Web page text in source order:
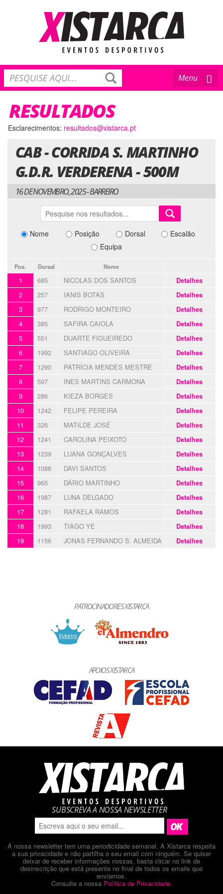
Toggle
navigation
Menu
RESULTADOS
Esclarecimentos: resultados@xistarca.pt
CAB - CORRIDA S. MARTINHO
G.D.R. VERDERENA - 500M
16 DE NOVEMBRO, 2025 - BARREIRO
Nome Posição Dorsal
Escalão
Equipa
Pos. Dorsal Nome
1 685 NICOLAS DOS SANTOS Detalhes
2 257 IANIS BOTAS Detalhes
3 977 RODRIGO MONTEIRO Detalhes
4 385 SAFIRA CAIOLA Detalhes
5 551 DUARTE FIGUEIREDO Detalhes
6 1992 SANTIAGO OLIVEIRA Detalhes
7 1290 PATRÍCIA MENDES MESTRE Detalhes
8 597 INES MARTINS CARMONA Detalhes
9 286 KIEZA BORGES Detalhes
10 1242 FELIPE PEREIRA Detalhes
11 326 MATILDE JOSÉ Detalhes
12 1241 CAROLINA PEIXOTO Detalhes
13 1239 LUANA GONÇALVES Detalhes
14 1088 DAVI SANTOS Detalhes
15 965 DÁRIO MARTINHO Detalhes
16 1987 LUNA DELGADO Detalhes
17 1281 RAFAELA RAMOS Detalhes
18 1993 TIAGO YE Detalhes
19 1156 JONAS FERNANDO S. ALMEIDA Detalhes
PATROCINADORES XISTARCA
APOIOS XISTARCA
SUBSCREVA A NOSSA NEWSLETTER
A nossa newsletter tem uma periodicidade semanal. A Xistarca respeita
a sua privacidade e não partilha o seu email com ninguém. Se quiser
deixar de receber informações nossas, basta clicar no link de
desinscrição que está presente no final de todos os emails que
enviamos.
Consulte a nossa Política de Privacidade.